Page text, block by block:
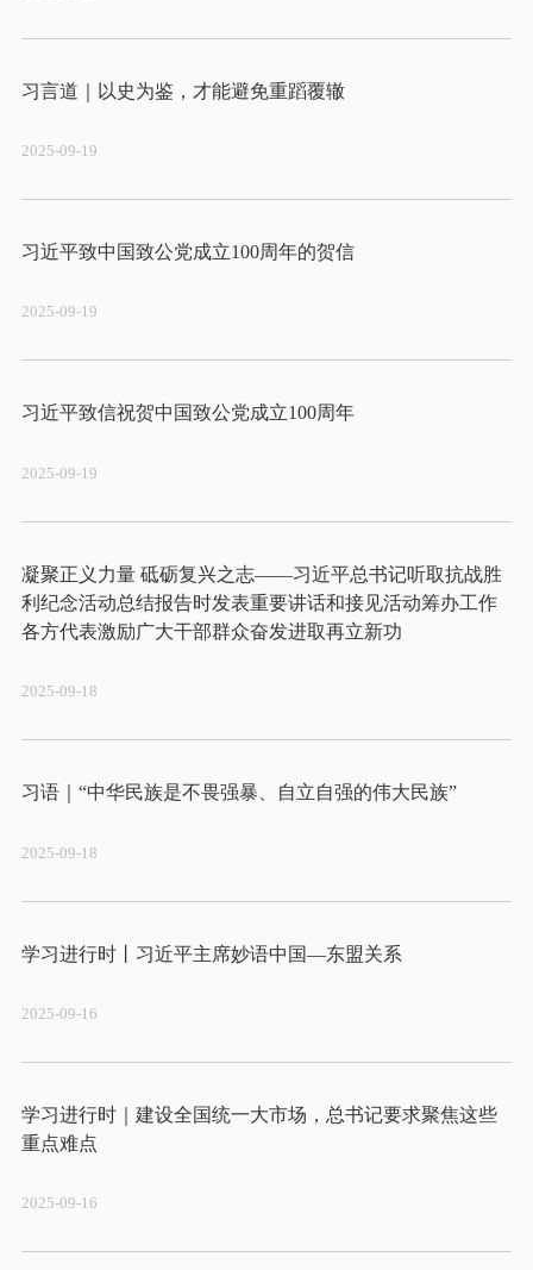
习言道｜以史为鉴，才能避免重蹈覆辙
2025-09-19
习近平致中国致公党成立100周年的贺信
2025-09-19
习近平致信祝贺中国致公党成立100周年
2025-09-19
凝聚正义力量 砥砺复兴之志——习近平总书记听取抗战胜
利纪念活动总结报告时发表重要讲话和接见活动筹办工作
2025-09-18
习语｜“中华民族是不畏强暴、自立自强的伟大民族”
2025-09-18
2025-09-16
学习进行时｜建设全国统一大市场，总书记要求聚焦这些
2025-09-16